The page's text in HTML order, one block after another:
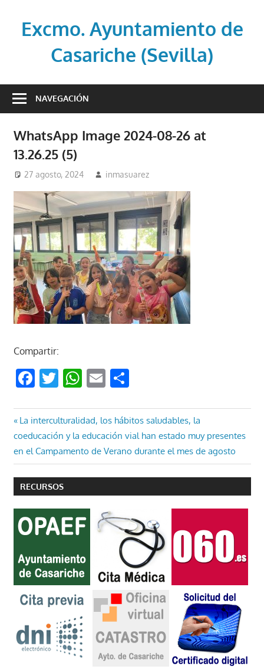
contenidoExcmo. Ayuntamiento de
Casariche (Sevilla)
oficial
de
Casariche
(Sevilla)
NAVEGACIÓN
WhatsApp Image 2024-08-26 at
13.26.25 (5)
27 agosto, 2024 inmasuarez
Compartir:
Facebook
Twitter
WhatsApp
EmailCompartir
Navegación
de
entradas
Entrada
anterior:
La interculturalidad, los hábitos saludables, la
coeducación y la educación vial han estado muy presentes
en el Campamento de Verano durante el mes de agosto
RECURSOS